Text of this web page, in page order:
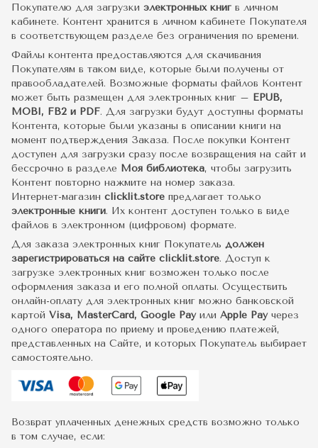
Покупателю для загрузки электронных книг в личном
кабинете. Контент хранится в личном кабинете Покупателя
в соответствующем разделе без ограничения по времени.
Файлы контента предоставляются для скачивания
Покупателям в таком виде, которые были получены от
правообладателей. Возможные форматы файлов Контент
может быть размещен для электронных книг – EPUB,
MOBI, FB2 и PDF. Для загрузки будут доступны форматы
Контента, которые были указаны в описании книги на
момент подтверждения Заказа. После покупки Контент
доступен для загрузки сразу после возвращения на сайт и
бессрочно в разделе Моя библиотека, чтобы загрузить
Контент повторно нажмите на номер заказа.
Интернет-магазин clicklit.store предлагает только
электронные книги. Их контент доступен только в виде
файлов в электронном (цифровом) формате.
Для заказа электронных книг Покупатель должен
зарегистрироваться на сайте clicklit.store. Доступ к
загрузке электронных книг возможен только после
оформления заказа и его полной оплаты. Осуществить
онлайн-оплату для электронных книг можно банковской
картой Visa, MasterCard, Google Pay или Apple Payчерез
одного оператора по приему и проведению платежей,
представленных на Сайте, и которых Покупатель выбирает
самостоятельно.
Возврат уплаченных денежных средств возможно только
в том случае, если: